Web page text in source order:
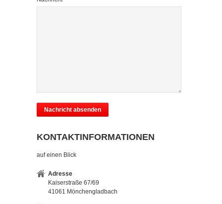
KONTAKTINFORMATIONEN
auf einen Blick
Adresse
Kaiserstraße 67/69
41061 Mönchengladbach